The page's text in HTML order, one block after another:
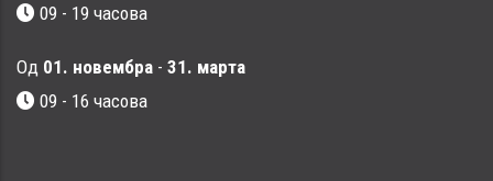
09 - 19 часова
Од 01. новембра - 31. марта
09 - 16 часовa